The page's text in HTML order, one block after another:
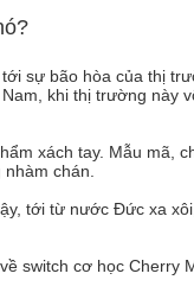
sự bão hòa của thị
khi thị trường này
xách tay. Mẫu mã,
chán.
tới từ nước Đức xa
switch cơ học Cherry